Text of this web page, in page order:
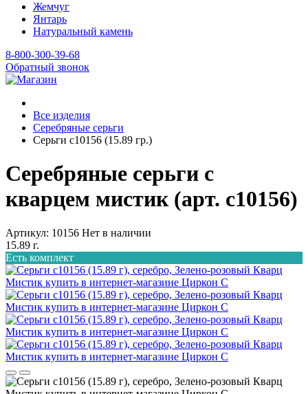
Жемчуг
Янтарь
Натуральный камень
8-800-300-39-68
Обратный звонок
Все изделия
Серебряные серьги
Серьги с10156 (15.89 гр.)
Серебряные серьги с
кварцем мистик (арт. с10156)
Артикул: 10156 Нет в наличии
15.89 г.
Есть комплект